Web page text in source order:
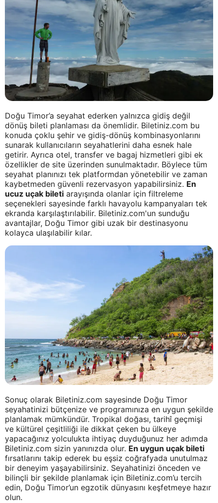
Doğu Timor’a seyahat ederken yalnızca gidiş değil
dönüş bileti planlaması da önemlidir. Biletiniz.com bu
konuda çoklu şehir ve gidiş-dönüş kombinasyonlarını
sunarak kullanıcıların seyahatlerini daha esnek hale
getirir. Ayrıca otel, transfer ve bagaj hizmetleri gibi ek
özellikler de site üzerinden sunulmaktadır. Böylece tüm
seyahat planınızı tek platformdan yönetebilir ve zaman
kaybetmeden güvenli rezervasyon yapabilirsiniz. En
ucuz uçak bileti arayışında olanlar için filtreleme
seçenekleri sayesinde farklı havayolu kampanyaları tek
ekranda karşılaştırılabilir. Biletiniz.com'un sunduğu
avantajlar, Doğu Timor gibi uzak bir destinasyonu
kolayca ulaşılabilir kılar.
Sonuç olarak Biletiniz.com sayesinde Doğu Timor
seyahatinizi bütçenize ve programınıza en uygun şekilde
planlamak mümkündür. Tropikal doğası, tarihî geçmişi
ve kültürel çeşitliliği ile dikkat çeken bu ülkeye
yapacağınız yolculukta ihtiyaç duyduğunuz her adımda
Biletiniz.com sizin yanınızda olur. En uygun uçak bileti
fırsatlarını takip ederek bu eşsiz coğrafyada unutulmaz
bir deneyim yaşayabilirsiniz. Seyahatinizi önceden ve
bilinçli bir şekilde planlamak için Biletiniz.com’u tercih
edin, Doğu Timor’un egzotik dünyasını keşfetmeye hazır
olun.